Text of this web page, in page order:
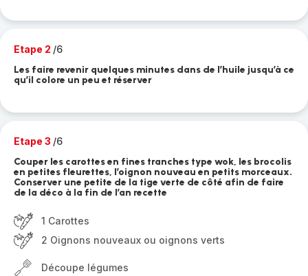
Etape 2 /6
Les faire revenir quelques minutes dans de l’huile jusqu’à ce
qu’il colore un peu et réserver
Etape 3 /6
Couper les carottes en fines tranches type wok, les brocolis
en petites fleurettes, l’oignon nouveau en petits morceaux.
Conserver une petite de la tige verte de côté afin de faire
de la déco à la fin de l’an recette
1 Carottes
2 Oignons nouveaux ou oignons verts
Découpe légumes